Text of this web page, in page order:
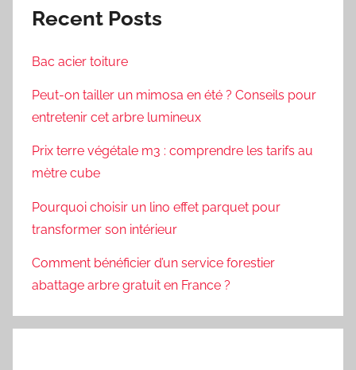
Recent Posts
Bac acier toiture
Peut-on tailler un mimosa en été ? Conseils pour
entretenir cet arbre lumineux
Prix terre végétale m3 : comprendre les tarifs au
mètre cube
Pourquoi choisir un lino effet parquet pour
transformer son intérieur
Comment bénéficier d’un service forestier
abattage arbre gratuit en France ?